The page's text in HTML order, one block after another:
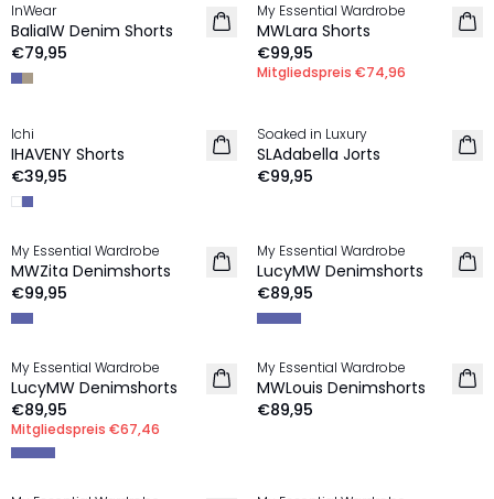
NEU
InWear
BaliaIW Denim Shorts
€79,95
NEU
My Essential Wardrobe
MWLara Shorts
€99,95
Mitgliedspreis €74,96
NEU
Ichi
IHAVENY Shorts
€39,95
NEU
Soaked in Luxury
SLAdabella Jorts
€99,95
NEU
My Essential Wardrobe
MWZita Denimshorts
€99,95
NEU
My Essential Wardrobe
LucyMW Denimshorts
€89,95
NEU
MEMBERS DEAL | 25%
My Essential Wardrobe
LucyMW Denimshorts
€89,95
Mitgliedspreis €67,46
NEU
My Essential Wardrobe
MWLouis Denimshorts
€89,95
MEMBERS DEAL | 25%